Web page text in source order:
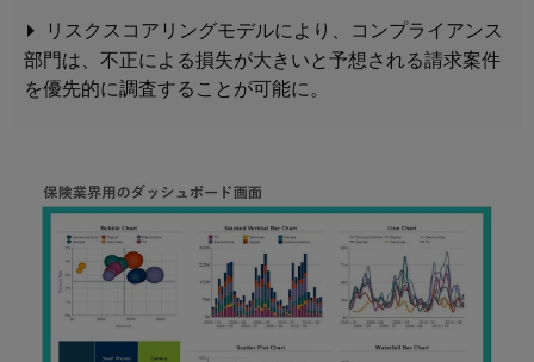
リスクスコアリングモデルにより、コンプライアンス
部門は、不正による損失が大きいと予想される請求案件
を優先的に調査することが可能に。